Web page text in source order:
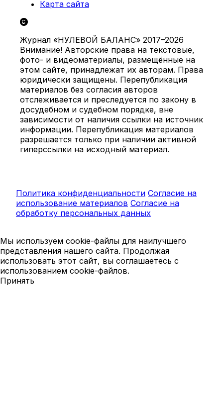
Карта сайта
Журнал «НУЛЕВОЙ БАЛАНС» 2017–2026
Внимание! Авторские права на текстовые,
фото- и видеоматериалы, размещённые на
этом сайте, принадлежат их авторам. Права
юридически защищены. Перепубликация
материалов без согласия авторов
отслеживается и преследуется по закону в
досудебном и судебном порядке, вне
зависимости от наличия ссылки на источник
информации. Перепубликация материалов
разрешается только при наличии активной
гиперссылки на исходный материал.
Политика конфиденциальности Согласие на
использование материалов Согласие на
обработку персональных данных
Мы используем cookie-файлы для наилучшего
представления нашего сайта. Продолжая
использовать этот сайт, вы соглашаетесь с
использованием cookie-файлов.
Принять